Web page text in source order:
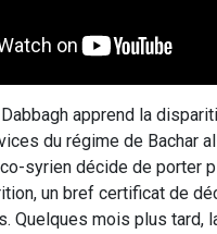
Dabbagh apprend la
du régime de Bachar
syrien décide de porter
un bref certificat de
Quelques mois plus